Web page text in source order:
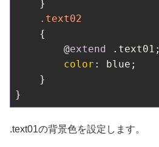
    }
.text02
    {
        @
extend .text01;
color : blue;
    }
}
.text01の背景色を設定します。